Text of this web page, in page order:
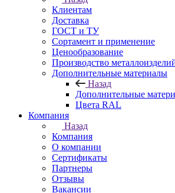
Клиентам
Доставка
ГОСТ и ТУ
Сортамент и применение
Ценообразование
Производство
Дополнительные материалы
Назад
Дополнительные
Цвета RAL
Компания
Назад
Компания
О компании
Сертификаты
Партнеры
Отзывы
Вакансии